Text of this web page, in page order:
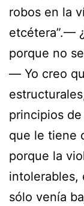
robos en la
etcétera”.—
porque no
— Yo creo
principios
que le tiene
porque la
intolerables,
sólo venía